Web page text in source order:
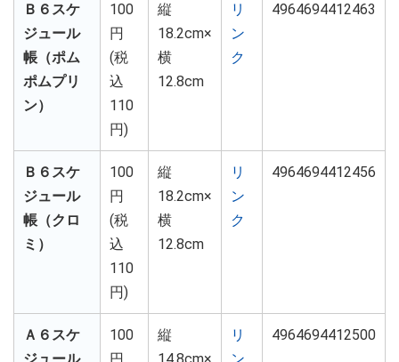
Ｂ６スケ
ジュール
帳（ポム
ポムプリ
ン）
100
円
(税
込
110
円)
縦
18.2cm×
横
12.8cm
リ
ン
ク
4964694412463
Ｂ６スケ
ジュール
帳（クロ
ミ）
100
円
(税
込
110
円)
縦
18.2cm×
横
12.8cm
リ
ン
ク
4964694412456
Ａ６スケ
100
縦
リ
4964694412500